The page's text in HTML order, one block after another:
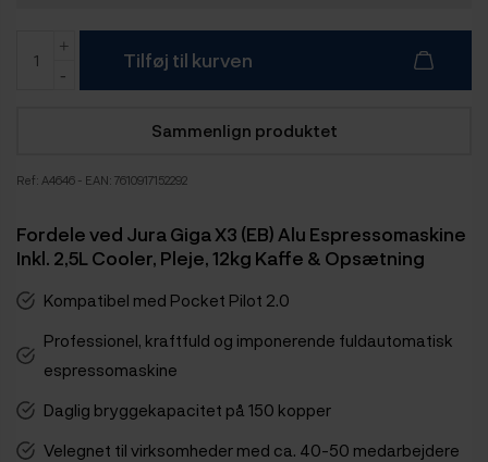
Tilføj til kurven
Sammenlign produktet
Ref: A4646 - EAN: 7610917152292
Fordele ved Jura Giga X3 (EB) Alu Espressomaskine
Inkl. 2,5L Cooler, Pleje, 12kg Kaffe & Opsætning
Kompatibel med Pocket Pilot 2.0
Professionel, kraftfuld og imponerende fuldautomatisk
espressomaskine
Daglig bryggekapacitet på 150 kopper
Velegnet til virksomheder med ca. 40-50 medarbejdere